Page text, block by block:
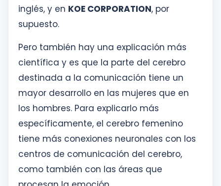
inglés, y en KOE CORPORATION, por
supuesto.
Pero también hay una explicación más
científica y es que la parte del cerebro
destinada a la comunicación tiene un
mayor desarrollo en las mujeres que en
los hombres. Para explicarlo más
específicamente, el cerebro femenino
tiene más conexiones neuronales con los
centros de comunicación del cerebro,
como también con las áreas que